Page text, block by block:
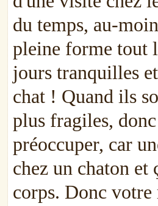
du temps, au-
pleine forme tout
jours tranquilles
chat ! Quand ils
plus fragiles,
préoccuper, car
chez un chaton
corps. Donc votre